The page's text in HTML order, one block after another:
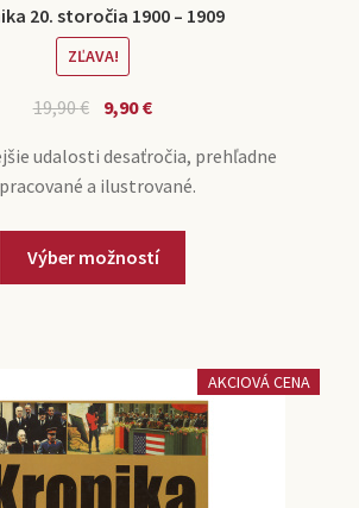
20. storočia 1900 – 1909
ZĽAVA!
19,90€ 9,90€
udalosti desaťročia, prehľadne
a ilustrované.
Výber možností
AKCIOVÁ CENA